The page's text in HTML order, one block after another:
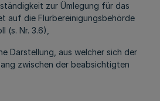
zur Ümlegung für das
auf die Flurbereinigungsbehörde
(s. Nr. 3.6),
Darstellung, aus welcher sich der
zwischen der beabsichtigten